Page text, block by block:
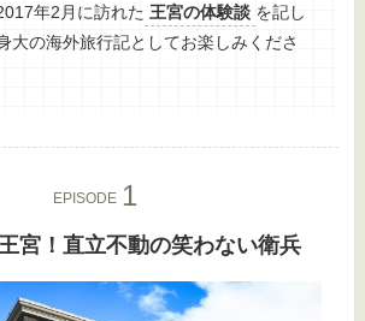
年2月に訪れた 王宮の体験談 を記し
大の海外旅行記としてお楽しみくださ
EPISODE
宮！直立不動の笑わない衛兵